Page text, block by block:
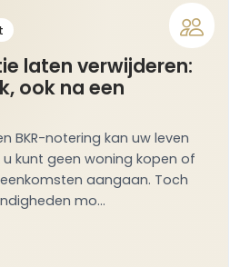
laten verwijderen:
ook na een
BKR-notering kan uw leven
kunt geen woning kopen of
aangaan. Toch
mo…